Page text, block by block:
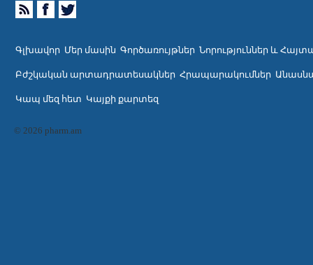
Գլխավոր Մեր մասին Գործառույթներ Նորություններ և
Բժշկական արտադրատեսակներ Հրապարակումներ
Կապ մեզ հետ Կայքի քարտեզ
© 2026 pharm.am